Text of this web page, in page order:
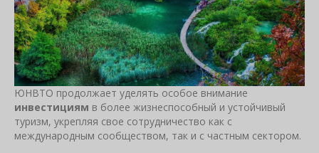
ЮНВТО продолжает уделять особое внимание
инвестициям в более жизнеспособный и устойчивый
туризм, укрепляя свое сотрудничество как с
международным сообществом, так и с частным сектором.